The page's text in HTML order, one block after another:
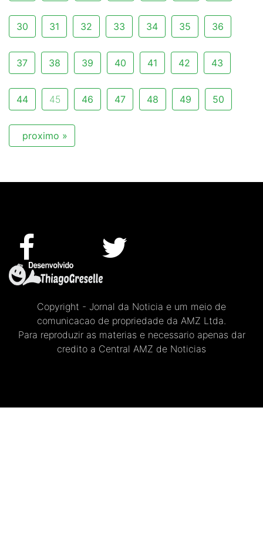
30 31 32 33 34 35 36
37 38 39 40 41 42 43
44 45 46 47 48 49 50
proximo »
Copyright - Jornal da Noticia e um meio de
comunicacao de propriedade da AMZ Ltda.
Para reproduzir as materias e necessario apenas dar
credito a Central AMZ de Noticias